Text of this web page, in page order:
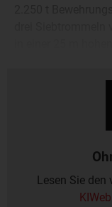
Lesen Sie